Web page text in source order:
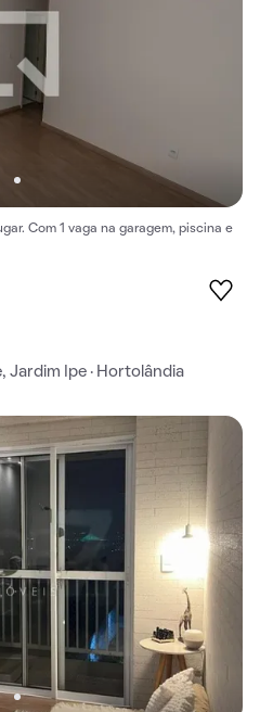
Com 1 vaga na garagem, piscina e
Jardim Ipe · Hortolândia